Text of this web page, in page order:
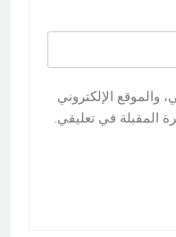
والموقع الإلكتروني
المقبلة في تعليقي.